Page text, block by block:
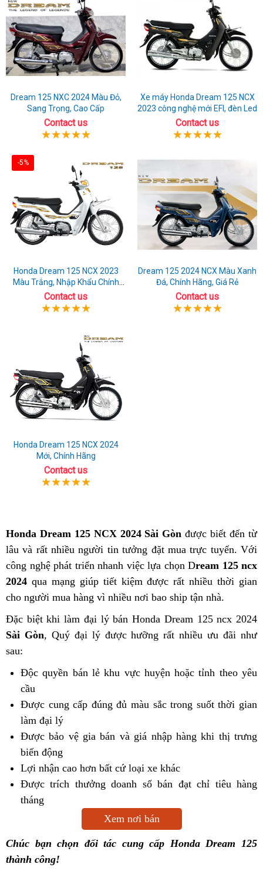
Dream 125 NXC 2024 Màu Đỏ,
Sang Trọng, Cao Cấp
Contact us
Xe máy Honda Dream 125 NCX
2023 công nghệ mới EFI, đèn Led
Contact us
-5%
Honda Dream 125 NCX 2023
Màu Trắng, Nhập Khẩu Chính
Hãng
Contact us
Dream 125 2024 NCX Màu Xanh
Đá, Chính Hãng, Giá Rẻ
Contact us
Honda Dream 125 NCX 2024
Mới, Chính Hãng
Contact us
Honda Dream 125 NCX 2024 Sài Gòn được biết đến từ
lâu và rất nhiều người tin tưởng đặt mua trực tuyến. Với
công nghệ phát triển nhanh việc lựa chọn Dream 125 ncx
2024 qua mạng giúp tiết kiệm được rất nhiều thời gian
cho người mua hàng vì nhiều nơi bao ship tận nhà.
Đặc biệt khi làm đại lý bán Honda Dream 125 ncx 2024
Sài Gòn, Quý đại lý được hưỡng rất nhiều ưu đãi như
sau:
Độc quyền bán lẻ khu vực huyện hoặc tỉnh theo yêu
cầu
Được cung cấp đúng đủ màu sắc trong suốt thời gian
làm đại lý
Được bảo vệ gia bán và giá nhập hàng khi thị trưng
biến động
Lợi nhận cao hơn bất cứ loại xe khác
Được trích thưởng doanh số bán đạt chỉ tiêu hàng
tháng
Xem nơi bán
Chúc bạn chọn đối tác cung cấp Honda Dream 125
thành công!